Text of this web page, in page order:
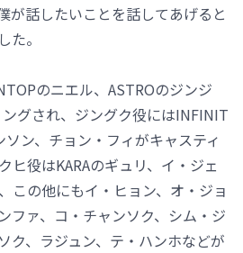
が話したいことを話してあげると
た。
のニエル、ASTROのジンジ
ングされ、ジングク役にはINFINIT
ン、チョン・フィがキャスティ
ヒ役はKARAのギュリ、イ・ジェ
この他にもイ・ヒョン、オ・ジョ
ファ、コ・チャンソク、シム・ジ
ク、ラジュン、テ・ハンホなどが